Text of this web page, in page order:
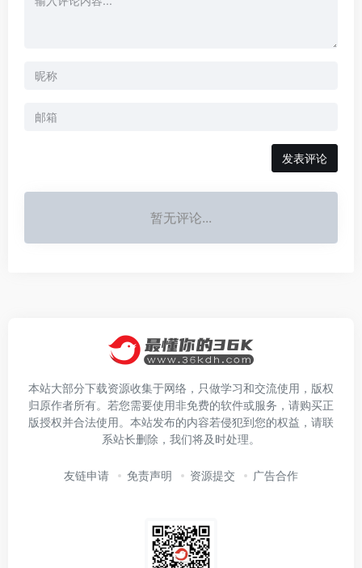
发表评论
暂无评论...
本站大部分下载资源收集于网络，只做学习和交流使用，版权
归原作者所有。若您需要使用非免费的软件或服务，请购买正
版授权并合法使用。本站发布的内容若侵犯到您的权益，请联
系站长删除，我们将及时处理。
友链申请 免责声明 资源提交 广告合作